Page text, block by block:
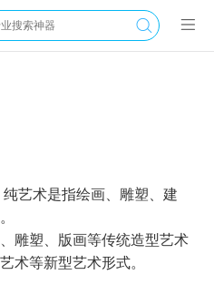
艺术是指绘画、雕塑、建
雕塑、版画等传统造型艺术
术等新型艺术形式。